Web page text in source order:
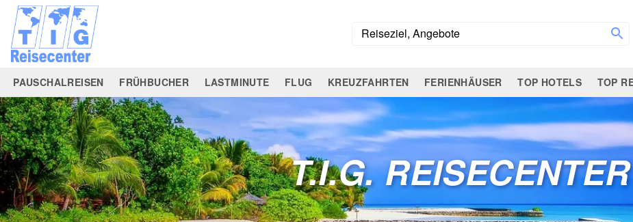
PAUSCHALREISEN FRÜHBUCHER LASTMINUTE FLUG KREUZFAHRTEN FERIENHÄUSER TOP HOTELS TOP
T.I.G. REISECENTER